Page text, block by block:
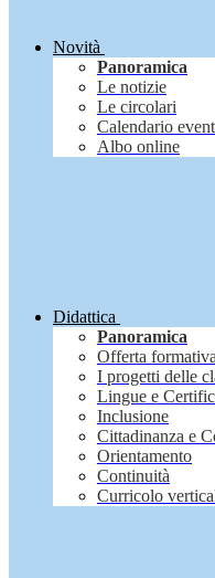
Novità
Panoramica
Le notizie
Le circolari
Calendario
Albo online
Didattica
Panoramica
Offerta formativa
I progetti delle
Lingue e
Inclusione
Cittadinanza e
Orientamento
Continuità
Curricolo